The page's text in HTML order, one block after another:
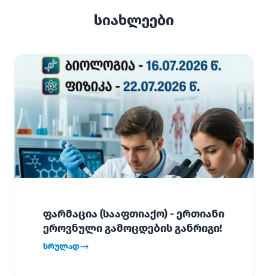
სიახლეები
ფარმაცია (სააფთიაქო) - ერთიანი
ეროვნული გამოცდების განრიგი!
სრულად